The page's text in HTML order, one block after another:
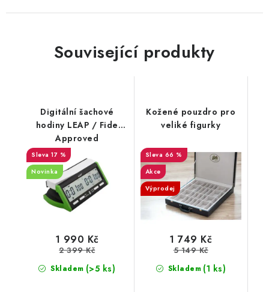
Související produkty
Digitální šachové
hodiny LEAP / Fide
Approved
17 %
Novinka
Skladem (>5 ks)
1 990 Kč
2 399 Kč
Kožené pouzdro pro
veliké figurky
66 %
Akce
Výprodej
Skladem (1 ks)
1 749 Kč
5 149 Kč